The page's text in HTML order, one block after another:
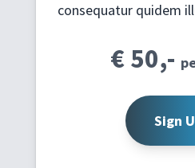
consequatur quidem
€ 50,-
Sign